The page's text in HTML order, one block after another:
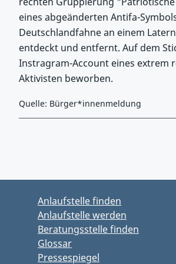
eines abgeänderten Antifa-
Deutschlandfahne an einem
entdeckt und entfernt. Auf dem
Instragram-Account eines extrem
Aktivisten beworben.
Quelle: Bürger*innenmeldung
Anlaufstelle finden
Anlaufstelle werden
Beratungsstelle finden
Glossar
Pressespiegel